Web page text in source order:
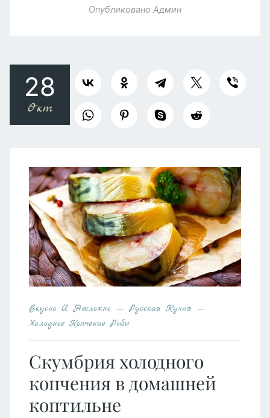
Опубликовано Админ
28
Окт
Вкусно И Несложно
Русская Кухня
Холодное Копчение Рыбы
Скумбрия холодного
копчения в домашней
коптильне